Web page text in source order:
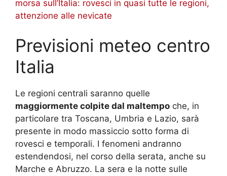
morsa sull’Italia: rovesci in quasi tutte le regioni,
attenzione alle nevicate
Previsioni meteo centro
Italia
Le regioni centrali saranno quelle
maggiormente colpite dal maltempo che, in
particolare tra Toscana, Umbria e Lazio, sarà
presente in modo massiccio sotto forma di
rovesci e temporali. I fenomeni andranno
estendendosi, nel corso della serata, anche su
Marche e Abruzzo. La sera e la notte sulle